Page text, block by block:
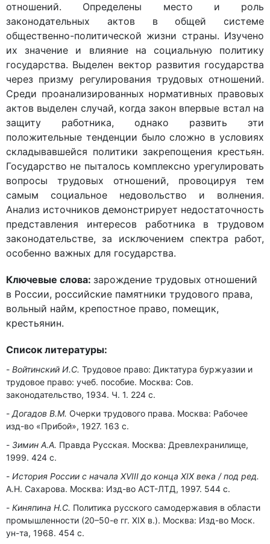
отношений. Определены место и роль
законодательных актов в общей системе
общественно-политической жизни страны. Изучено
их значение и влияние на социальную политику
государства. Выделен вектор развития государства
через призму регулирования трудовых отношений.
Среди проанализированных нормативных правовых
актов выделен случай, когда закон впервые встал на
защиту работника, однако развить эти
положительные тенденции было сложно в условиях
складывавшейся политики закрепощения крестьян.
Государство не пыталось комплексно урегулировать
вопросы трудовых отношений, провоцируя тем
самым социальное недовольство и волнения.
Анализ источников демонстрирует недостаточность
представления интересов работника в трудовом
законодательстве, за исключением спектра работ,
особенно важных для государства.
Ключевые слова: зарождение трудовых отношений
в России, российские памятники трудового права,
вольный найм, крепостное право, помещик,
крестьянин.
Список литературы:
Войтинский И.С. Трудовое право: Диктатура буржуазии и
трудовое право: учеб. пособие. Москва: Сов.
законодательство, 1934. Ч. 1. 224 c.
Догадов В.М. Очерки трудового права. Москва: Рабочее
изд-во «Прибой», 1927. 163 с.
Зимин А.А. Правда Русская. Москва: Древлехранилище,
1999. 424 с.
История России с начала XVIII до конца XIX века / под ред.
А.Н. Сахарова. Москва: Изд-во АСТ-ЛТД, 1997. 544 с.
Киняпина Н.С. Политика русского самодержавия в области
промышленности (20–50-е гг. XIX в.). Москва: Изд-во Моск.
ун-та, 1968. 454 с.